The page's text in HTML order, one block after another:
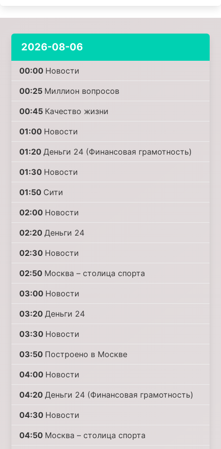
2026-08-06
00:00 Новости
00:25 Миллион вопросов
00:45 Качество жизни
01:00 Новости
01:20 Деньги 24 (Финансовая грамотность)
01:30 Новости
01:50 Сити
02:00 Новости
02:20 Деньги 24
02:30 Новости
02:50 Москва – столица спорта
03:00 Новости
03:20 Деньги 24
03:30 Новости
03:50 Построено в Москве
04:00 Новости
04:20 Деньги 24 (Финансовая грамотность)
04:30 Новости
04:50 Москва – столица спорта